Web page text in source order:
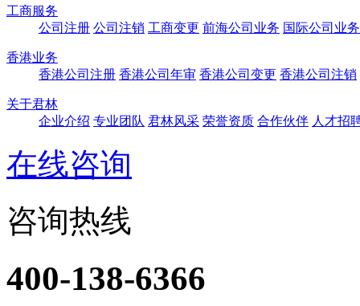
工商服务
公司注册 公司注销 工商变更 前海公司业务 国际公司业务
香港业务
香港公司注册 香港公司年审 香港公司变更 香港公司注销
关于君林
企业介绍 专业团队 君林风采 荣誉资质 合作伙伴 人才招
在线咨询
咨询热线
400-138-6366